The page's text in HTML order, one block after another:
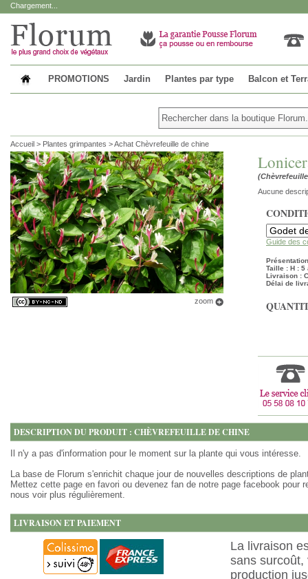
Chargement...
PROMOTIONS Jardin Plantes par type Balcon et
Accueil > Plantes grimpantes >Achat Chèvrefeuille de chine
zoom
Aucune
Guide des
Taille : H : 5
Livraison :
Délai de
DESCRIPTION DU PRODUIT : CHÈVREFEUILLE DE CHINE
Il n'y a pas d'information pour le moment sur la plante qui vous intéresse.
La base de Florum s'enrichit chaque jour de nouvelles descriptions de
Mettez cette page en favori ou devenez fan de notre page facebook pour
nous voir plus régulièrement.
LIVRAISON ET PAIEMENT
La livraison
sans surcoût,
production